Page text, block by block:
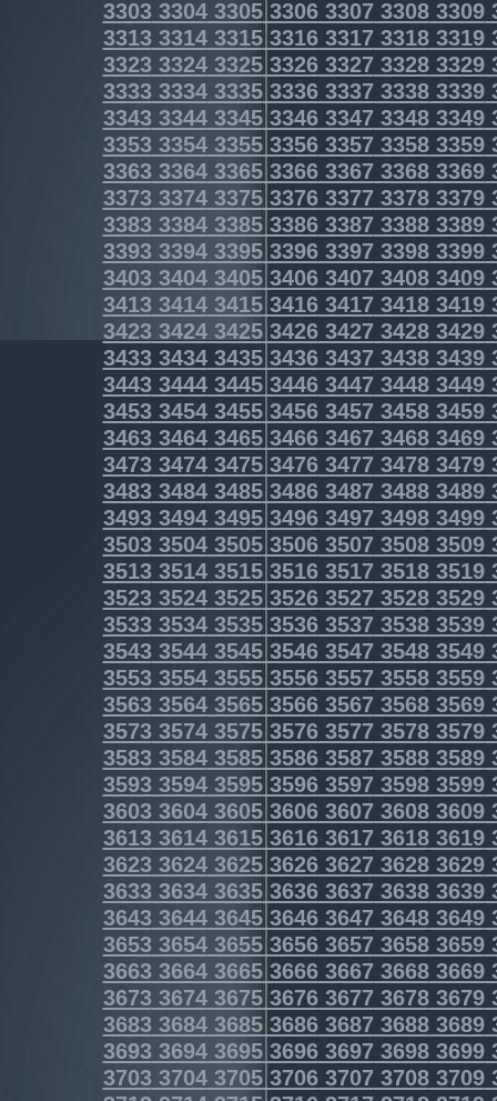
3303330433053306330733083309
3313331433153316331733183319
3323332433253326332733283329
3333333433353336333733383339
3343334433453346334733483349
3353335433553356335733583359
3363336433653366336733683369
3373337433753376337733783379
3383338433853386338733883389
3393339433953396339733983399
3403340434053406340734083409
3413341434153416341734183419
3423342434253426342734283429
3433343434353436343734383439
3443344434453446344734483449
3453345434553456345734583459
3463346434653466346734683469
3473347434753476347734783479
3483348434853486348734883489
3493349434953496349734983499
3503350435053506350735083509
3513351435153516351735183519
3523352435253526352735283529
3533353435353536353735383539
3543354435453546354735483549
3553355435553556355735583559
3563356435653566356735683569
3573357435753576357735783579
3583358435853586358735883589
3593359435953596359735983599
3603360436053606360736083609
3613361436153616361736183619
3623362436253626362736283629
3633363436353636363736383639
3643364436453646364736483649
3653365436553656365736583659
3663366436653666366736683669
3673367436753676367736783679
3683368436853686368736883689
3693369436953696369736983699
3703370437053706370737083709